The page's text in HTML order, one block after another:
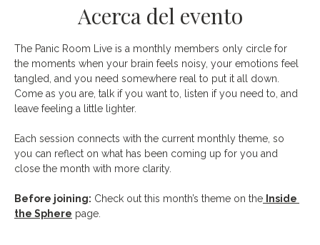
Acerca del evento
The Panic Room Live is a monthly members only circle for
the moments when your brain feels noisy, your emotions feel
tangled, and you need somewhere real to put it all down.
Come as you are, talk if you want to, listen if you need to, and
leave feeling a little lighter.
Each session connects with the current monthly theme, so
you can reflect on what has been coming up for you and
close the month with more clarity.
Before joining: Check out this month’s theme on the Inside
the Sphere page.